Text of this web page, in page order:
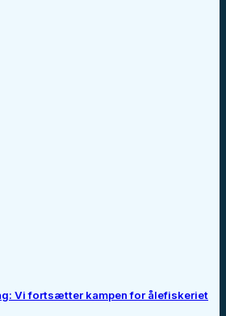
Vi fortsætter kampen for ålefiskeriet